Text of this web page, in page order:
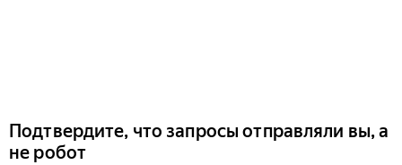
Подтвердите, что запросы отправляли вы, а
не робот